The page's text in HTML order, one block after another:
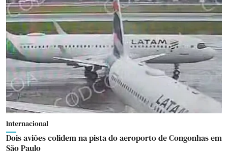
Internacional
Dois aviões colidem na pista do aeroporto de Congonhas em
São Paulo